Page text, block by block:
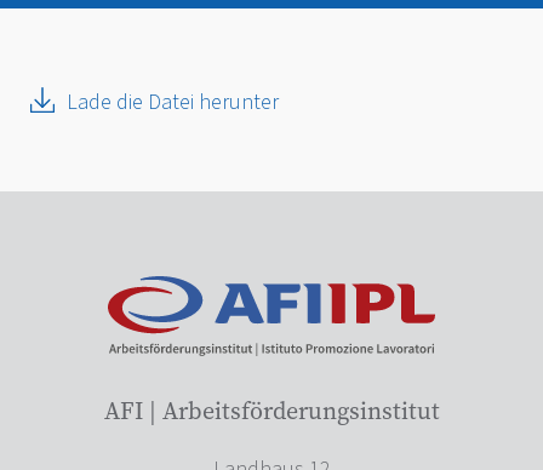
Lade die Datei herunter
AFI | Arbeitsförderungsinstitut